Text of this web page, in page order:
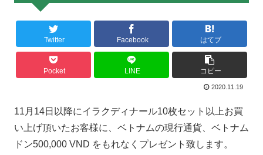
Twitter Facebook はてブ
Pocket LINE コピー
2020.11.19
11月14日以降にイラクディナール10枚セット以上お買
い上げ頂いたお客様に、ベトナムの現行通貨、ベトナム
ドン500,000 VND をもれなくプレゼント致します。